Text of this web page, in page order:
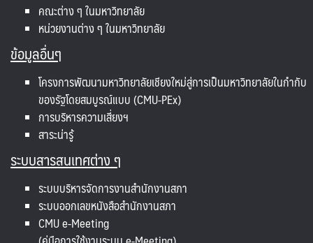
คณะต่าง ๆ ในมหาวิทยาลัย
หน่วยงานต่าง ๆ ในมหาวิทยาลัย
ข้อมูลอื่นๆ
โครงการพัฒนามหาวิทยาลัยเชียงใหม่สู่การเป็นมหาวิทยาลัยในกำกับ
ของรัฐโดยสมบูรณ์แบบ (CMU-PEx)
การบริหารความเสี่ยงฯ
สาระน่ารู้
ระบบสารสนเทศต่าง ๆ
ระบบบริหารจัดการงานสำนักงานสภา
ระบบออกเลขหนังสือสำนักงานสภา
CMU e-Meeting